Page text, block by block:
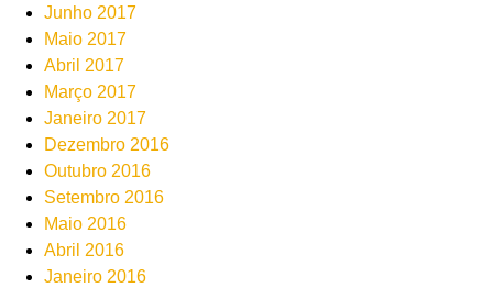
Junho 2017
Maio 2017
Abril 2017
Março 2017
Janeiro 2017
Dezembro 2016
Outubro 2016
Setembro 2016
Maio 2016
Abril 2016
Janeiro 2016